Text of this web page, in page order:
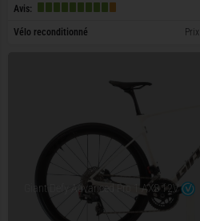
Avis:
Vélo reconditionné
Giant Defy Advanced Pro 1 AXS 12V